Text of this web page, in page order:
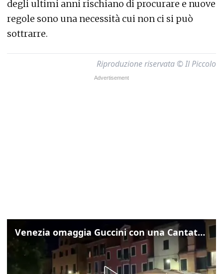
degli ultimi anni rischiano di procurare e nuove
regole sono una necessità cui non ci si può
sottrarre.
Riproduzione riservata © Il Piccolo
Venezia omaggia Guccini con una Cantata Anarchica in campo Santa Margherita